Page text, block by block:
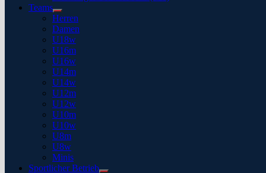
Teams
Show
sub
menu
Herren
Damen
U18w
U16m
U16w
U14m
U14w
U12m
U12w
U10m
U10w
U8m
U8w
Minis
Sportlicher Betrieb